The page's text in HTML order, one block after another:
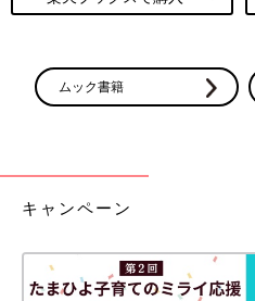
ムック書籍
キャンペーン